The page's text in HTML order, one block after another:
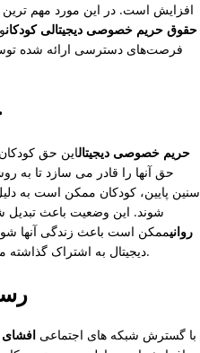
افزایش است. در این مورد مهم ترین
حقوق حریم خصوصی دیجیتالی کودکان
فرصت‌های دسترسی ارائه شده
حریم خصوصی دیجیتالاین حق
حق آنها را قادر می سازد تا به
سنین پایین، کودکان ممکن است به
شوند. این وضعیت باعث
روانیممکن است باعث زندگی آنها
دیجیتال به اشتراک گذاشته می شود ممکن است برای سال های طولانی بر زندگی کودکان تأثیر منفی بگذارد.
با گسترش شبکه های اجتماعی